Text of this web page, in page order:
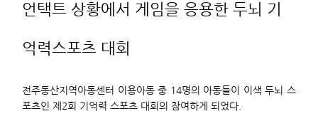
언택트 상황에서 게임을 응용한 두뇌 기
억력스포츠 대회
전주동산지역아동센터 이용아동 중 14명의 아동들이 이색 두뇌 스
포츠인 제2회 기억력 스포츠 대회의 참여하게 되었다.